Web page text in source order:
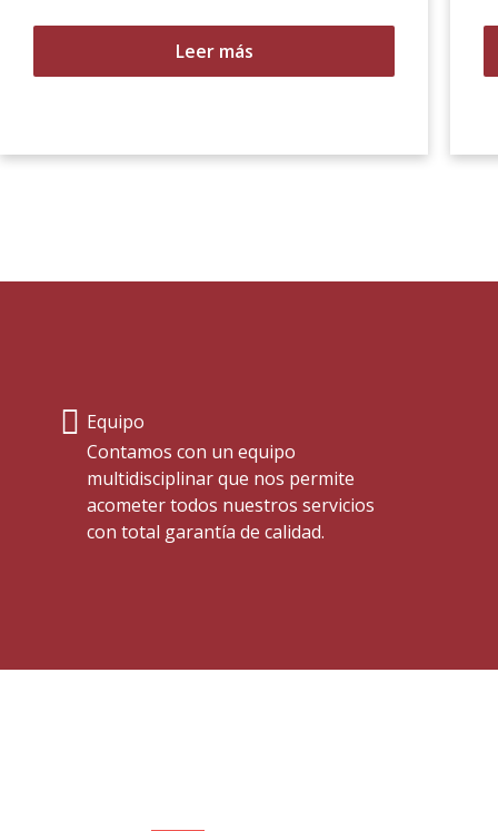
Leer más
Equipo
Contamos con un equipo
multidisciplinar que nos permite
acometer todos nuestros servicios
con total garantía de calidad.